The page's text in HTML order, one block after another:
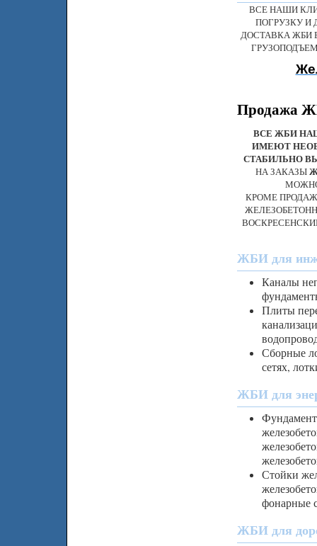
ВСЕ НАШИ
ПОГРУЗКУ И
ДОСТАВКА ЖБИ
Продажа
ВСЕ ЖБИ
ИМЕЮТ
СТАБИЛЬНО
НА ЗАКАЗЫ
КРОМЕ
ЖБИ для
Каналы
Плиты
Сборные
сетях,
ЖБИ для
Стойки
фонарные
ЖБИ для